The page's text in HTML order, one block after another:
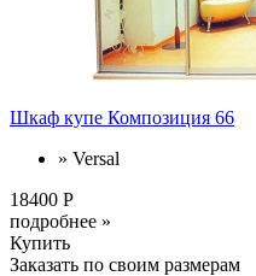
Шкаф купе Композиция 66
» Versal
18400 Р
подробнее »
Купить
Заказать по своим размерам